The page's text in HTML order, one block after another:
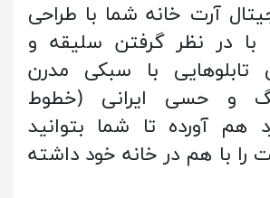
آرت خانه شما با طراحی
در نظر گرفتن سلیقه و
تابلوهایی با سبکی مدرن
و حسی ایرانی (خطوط
هم آورده تا شما بتوانید
را با هم در خانه خود داشته